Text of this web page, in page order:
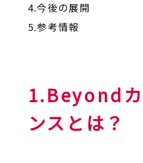
4.今後の展開
5.参考情報
1.Beyond
ンスとは？